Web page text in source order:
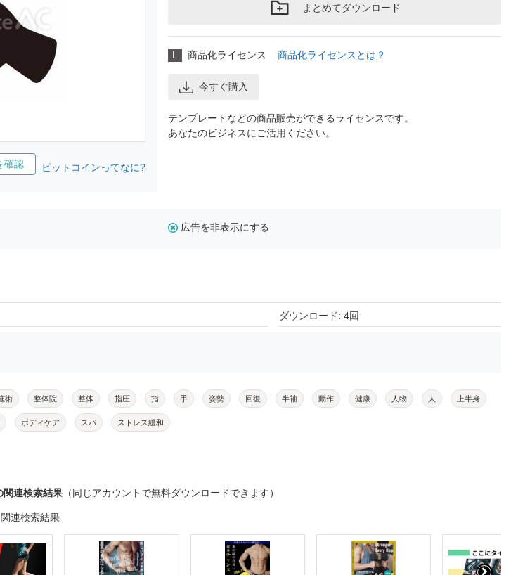
確認 ビットコインってなに?
まとめてダウンロード
L 商品化ライセンス 商品化ライセンスとは？
今すぐ購入
テンプレートなどの商品販売ができるライセンスです。
あなたのビジネスにご活用ください。
広告を非表示にする
ダウンロード: 4回
術 整体院 整体 指圧 指 手 姿勢 回復 半袖 動作 健康 人物 人 上半身
ボディケア スパ ストレス緩和
関連検索結果 （同じアカウントで無料ダウンロードできます）
連検索結果